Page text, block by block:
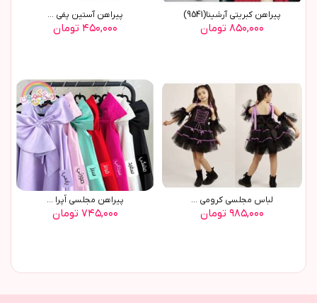
پيراهن کبريتي آرشينا(9541)
۸۵۰,۰۰۰ تومان
پيراهن آستين پفي ...
۴۵۰,۰۰۰ تومان
لباس مجلسی کرومی ...
۹۸۵,۰۰۰ تومان
پیراهن مجلسی اُپرا ...
۷۴۵,۰۰۰ تومان